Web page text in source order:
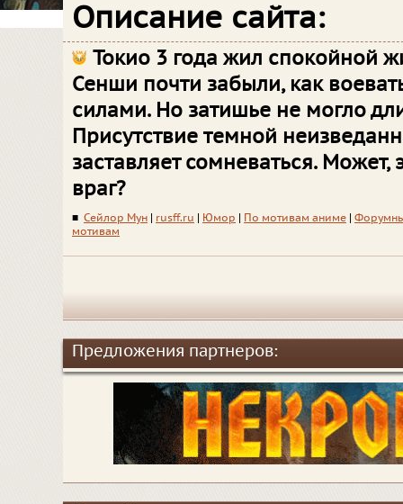
Описание сайта:
Токио 3 года жил спокойной
Сенши почти забыли, как
силами. Но затишье не могло
Присутствие темной
заставляет сомневаться. Может,
враг?
■ Сейлор Мун rusff.ru Юмор По мотивам аниме
мотивам
Предложения партнеров: